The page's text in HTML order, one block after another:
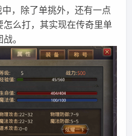
，除了单挑外，还有一点
么打，其实现在传奇里单
。